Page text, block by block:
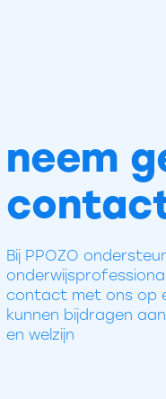
neem
Bij PPOZO
contact met ons op
kunnen bijdragen
en welzijn